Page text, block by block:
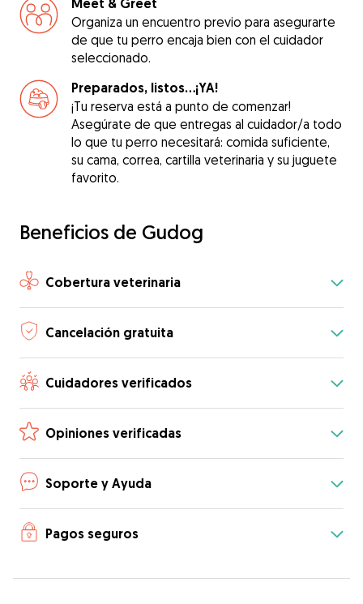
Meet & Greet
Organiza un encuentro previo para asegurarte
de que tu perro encaja bien con el cuidador
seleccionado.
Preparados, listos...¡YA!
¡Tu reserva está a punto de comenzar!
Asegúrate de que entregas al cuidador/a todo
lo que tu perro necesitará: comida suficiente,
su cama, correa, cartilla veterinaria y su juguete
favorito.
Beneficios de Gudog
Cobertura veterinaria
Cancelación gratuita
Cuidadores verificados
Opiniones verificadas
Soporte y Ayuda
Pagos seguros